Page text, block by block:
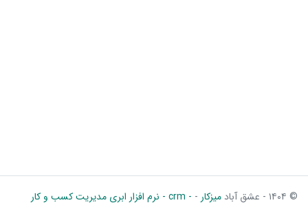
© ۱۴۰۴ - عشق آباد میزکار - - crm - نرم افزار ابری مدیریت کسب و کار